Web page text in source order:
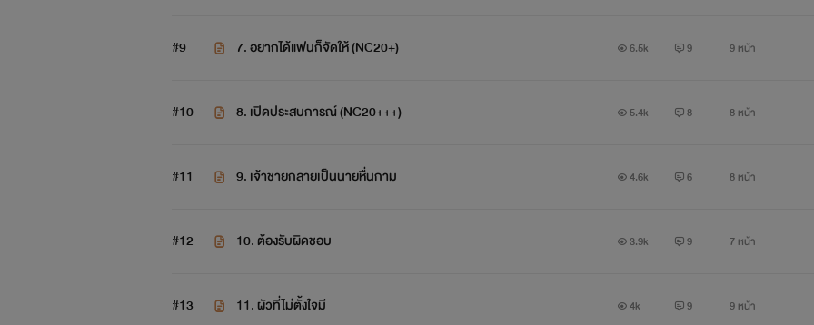
#9 7. อยากได้แฟนก็จัดให้ (NC20+) 6.5k 9 9 หน้า
#10 8. เปิดประสบการณ์ (NC20+++) 5.4k 8 8 หน้า
#11 9. เจ้าชายกลายเป็นนายหื่นกาม 4.6k 6 8 หน้า
#12 10. ต้องรับผิดชอบ 3.9k 9 7 หน้า
#13 11. ผัวที่ไม่ตั้งใจมี 4k 9 9 หน้า